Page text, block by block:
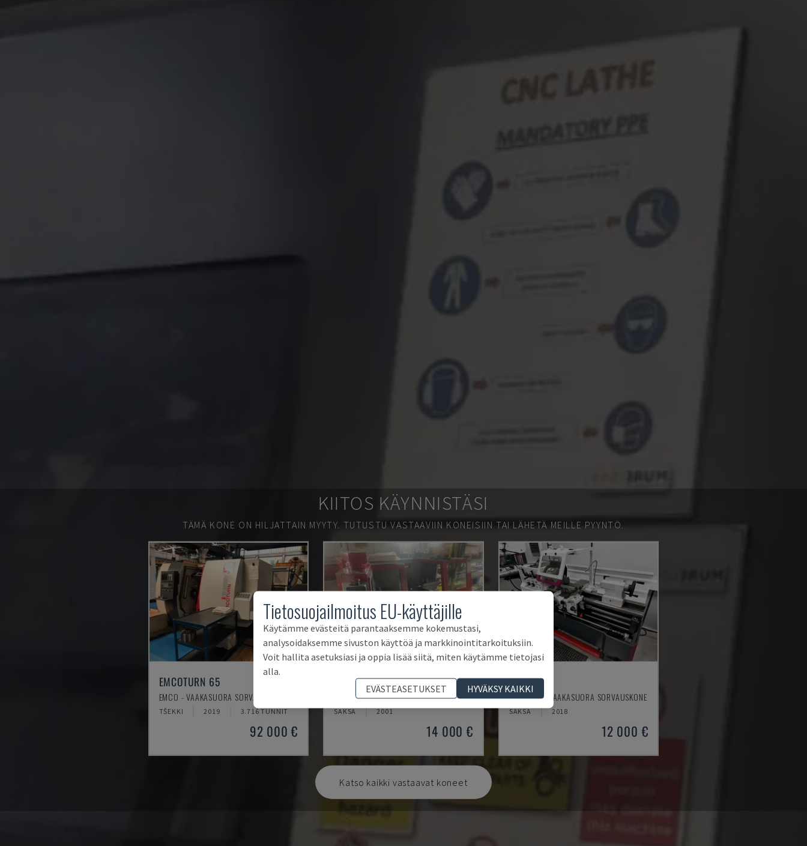
KIITOS KÄYNNISTÄSI
TÄMÄ KONE ON HILJATTAIN MYYTY. TUTUSTU VASTAAVIIN KONEISIIN TAI LÄHETÄ MEILLE PYYNTÖ.
EMCOTURN 65
EMCO - VAAKASUORA SORVAUSKONE
TŠEKKI 2019 3.716 TUNNIT
92 000 €
EMCOMAT 200X1000
EMCO - VAAKASUORA SORVAUSKONE
SAKSA 2001
14 000 €
TH 4610
OPTIMUM - VAAKASUORA SORVAUSKONE
SAKSA 2018
12 000 €
Katso kaikki vastaavat koneet
Tietosuojailmoitus EU-käyttäjille
Käytämme evästeitä parantaaksemme kokemustasi,
analysoidaksemme sivuston käyttöä ja markkinointitarkoituksiin.
Voit hallita asetuksiasi ja oppia lisää siitä, miten käytämme tietojasi
alla.
EVÄSTEASETUKSET
HYVÄKSY KAIKKI